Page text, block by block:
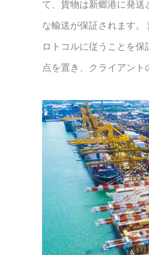
て、貨物は新郷港に発
な輸送が保証されます。
ロトコルに従うことを
点を置き、クライアント